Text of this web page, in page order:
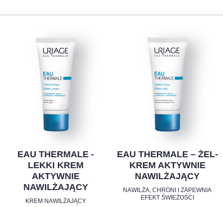
EAU THERMALE -
LEKKI KREM
AKTYWNIE
NAWILŻAJĄCY
KREM NAWILŻAJĄCY
EAU THERMALE – ŻEL-
KREM AKTYWNIE
NAWILŻAJĄCY
NAWILŻA, CHRONI I ZAPEWNIA
EFEKT ŚWIEŻOŚCI